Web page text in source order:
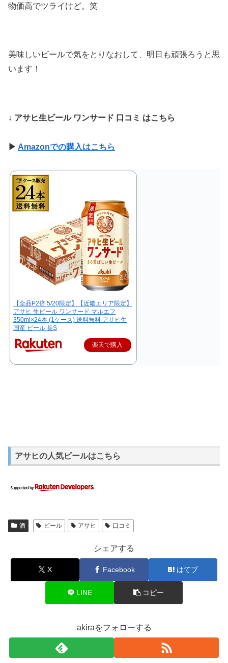
物価高でツライけど。笑
美味しいビールで気をとりなおして、明日も頑張ろうと思
います！
↓ アサヒ生ビール ワンサード 口コミ はこちら
▶ Amazonでの購入はこちら
【全品P2倍 5/20限定】【近畿エリア限定】
アサヒ 生ビール ワンサード マルエフ
350ml×24本 (1ケース) 送料無料 アサヒ生
国産 ビール 長S
楽天で購入
アサヒの人気ビールはこちら
酒 ビール アサヒ 口コミ
シェアする
X Facebook はてブ
LINE コピー
akiraをフォローする